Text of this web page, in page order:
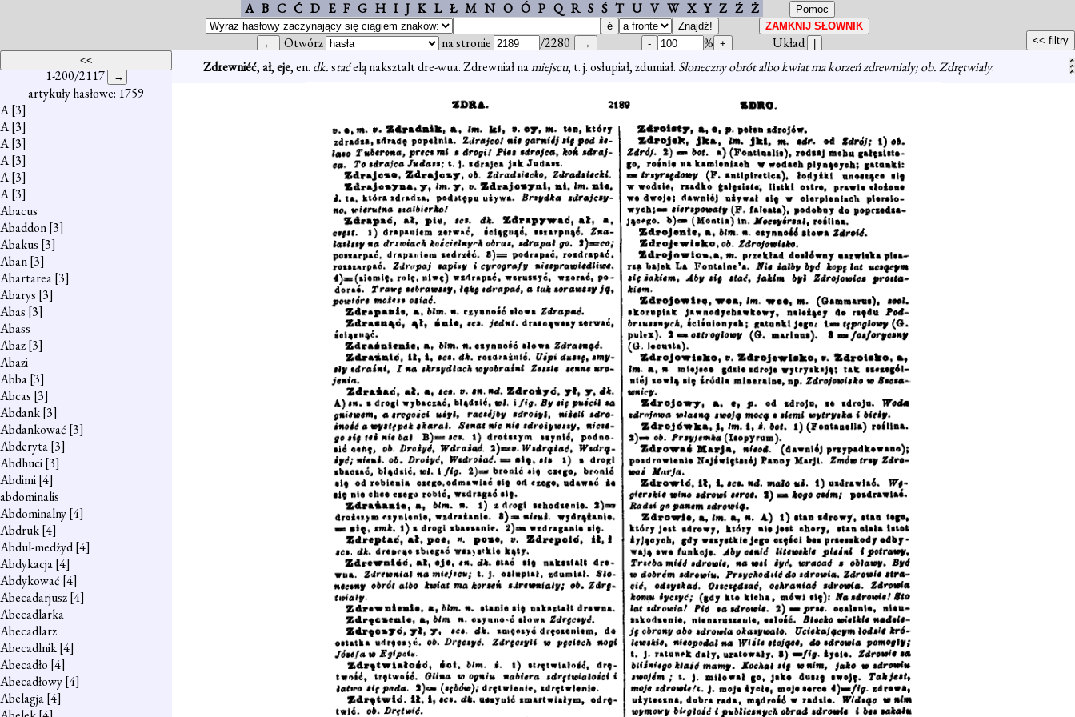
A B C Ć D E F G H I J K L Ł M N O Ó P Q R S Ś T U V W X Y Z Ź Ż
Otwórz na stronie /2280 %
Układ
1-200/2117
artykuły hasłowe: 1759
A[3]
A[3]
A[3]
A[3]
A[3]
A[3]
Abacus
Abaddon[3]
Abakus [3]
Aban[3]
Abartarea[3]
Abarys [3]
Abas [3]
Abass
Abaz[3]
Abazi
Abba[3]
Abcas [3]
Abdank[3]
Abdankować [3]
Abderyta[3]
Abdhuci[3]
Abdimi[4]
abdominalis
Abdominalny[4]
Abdruk[4]
Abdul-medżyd[4]
Abdykacja[4]
Abdykować [4]
Abecadarjusz[4]
Abecadlarka
Abecadlarz
Abecadlnik[4]
Abecadło [4]
Abecadłowy[4]
Abelagja[4]
Zdrewniéć,ał,eje, en. dk.staćelą naksztalt dre-wua. Zdrewniał namiejscu; t. j. osłupiał, zdumiał. Słoneczny obrót albo kwiat ma korzeń zdrewniały; ob. Zdrętwiały.